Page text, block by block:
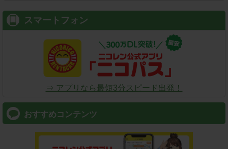
スマートフォン
⇒ アプリなら最短3分スピード出発！
おすすめコンテンツ